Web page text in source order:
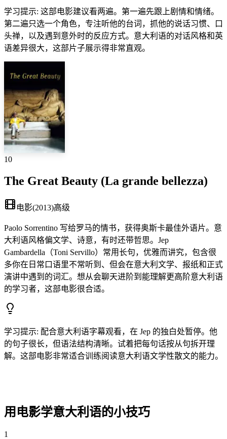
学习提示: 这部电影建议看两遍。第一遍先跟上剧情和情绪。
第二遍只选一个角色，专注听他的台词，抓他的说话习惯、口
头禅，以及遇到意外时的反应方式。意大利语的对话风格和英
语差异很大，这部片子展示得非常直观。
10
The Great Beauty (La grande bellezza)
电影(2013)高级
Paolo Sorrentino 写给罗马的情书，获得奥斯卡最佳外语片。意
大利语风格偏文学、诗意，有时还带哲思。Jep
Gambardella（Toni Servillo）常用长句，优雅而讲究，包含很
多你在日常口语里不常听到、但会在意大利文学、报纸和正式
演讲中遇到的词汇。想从会聊天进阶到能理解更高阶意大利语
的学习者，这部电影很合适。
学习提示: 配合意大利语字幕观看，在 Jep 的独白处暂停。他
的句子很长，但语法结构清晰。试着把每句话按从句拆开理
解。这部电影非常适合训练阅读意大利语文学性散文的能力。
用电影学意大利语的小技巧
1